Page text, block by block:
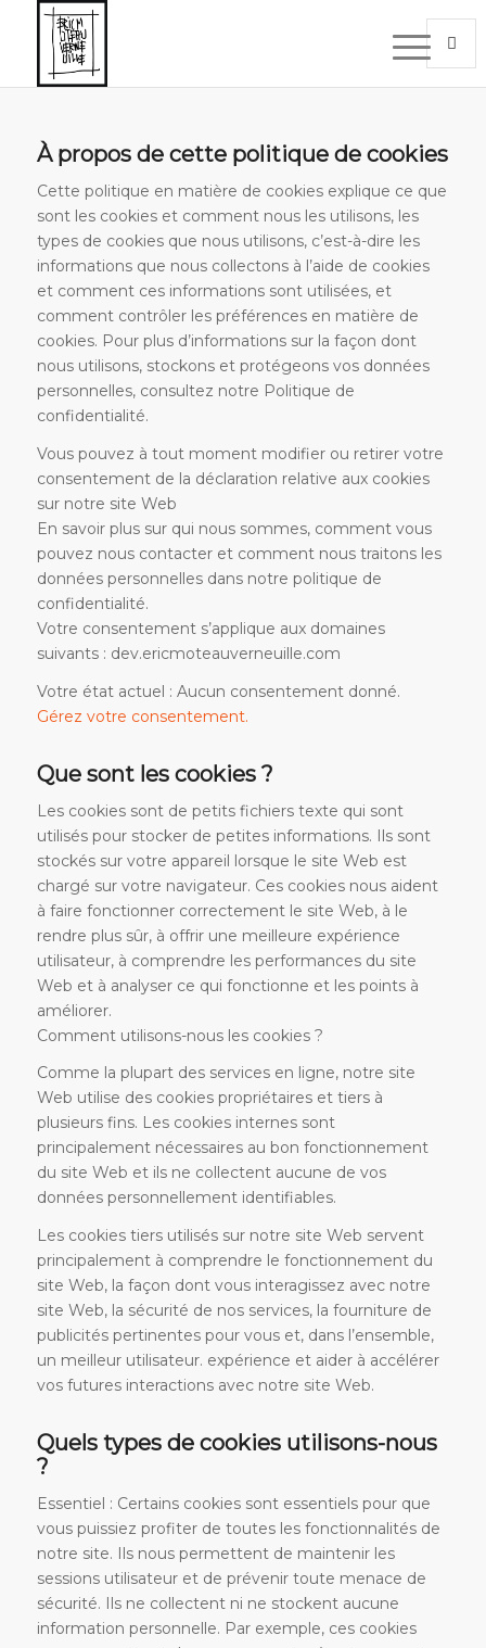
À propos de cette politique de cookies
Cette politique en matière de cookies explique ce que
sont les cookies et comment nous les utilisons, les
types de cookies que nous utilisons, c’est-à-dire les
informations que nous collectons à l’aide de cookies
et comment ces informations sont utilisées, et
comment contrôler les préférences en matière de
cookies. Pour plus d’informations sur la façon dont
nous utilisons, stockons et protégeons vos données
personnelles, consultez notre Politique de
confidentialité.
Vous pouvez à tout moment modifier ou retirer votre
consentement de la déclaration relative aux cookies
sur notre site Web
En savoir plus sur qui nous sommes, comment vous
pouvez nous contacter et comment nous traitons les
données personnelles dans notre politique de
confidentialité.
Votre consentement s’applique aux domaines
suivants : dev.ericmoteauverneuille.com
Votre état actuel : Aucun consentement donné.
Gérez votre consentement.
Que sont les cookies ?
Les cookies sont de petits fichiers texte qui sont
utilisés pour stocker de petites informations. Ils sont
stockés sur votre appareil lorsque le site Web est
chargé sur votre navigateur. Ces cookies nous aident
à faire fonctionner correctement le site Web, à le
rendre plus sûr, à offrir une meilleure expérience
utilisateur, à comprendre les performances du site
Web et à analyser ce qui fonctionne et les points à
améliorer.
Comment utilisons-nous les cookies ?
Comme la plupart des services en ligne, notre site
Web utilise des cookies propriétaires et tiers à
plusieurs fins. Les cookies internes sont
principalement nécessaires au bon fonctionnement
du site Web et ils ne collectent aucune de vos
données personnellement identifiables.
Les cookies tiers utilisés sur notre site Web servent
principalement à comprendre le fonctionnement du
site Web, la façon dont vous interagissez avec notre
site Web, la sécurité de nos services, la fourniture de
publicités pertinentes pour vous et, dans l’ensemble,
un meilleur utilisateur. expérience et aider à accélérer
vos futures interactions avec notre site Web.
Quels types de cookies utilisons-nous
?
Essentiel : Certains cookies sont essentiels pour que
vous puissiez profiter de toutes les fonctionnalités de
notre site. Ils nous permettent de maintenir les
sessions utilisateur et de prévenir toute menace de
sécurité. Ils ne collectent ni ne stockent aucune
information personnelle. Par exemple, ces cookies